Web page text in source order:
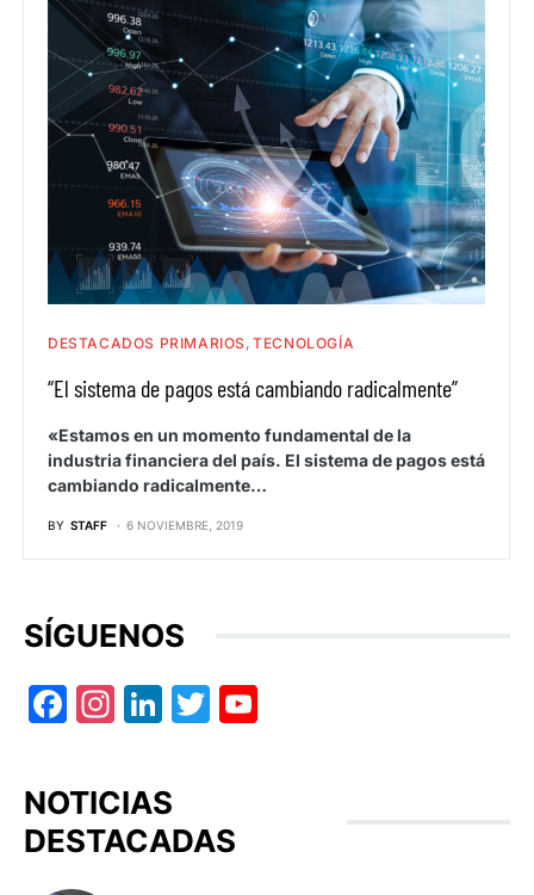
DESTACADOS PRIMARIOS TECNOLOGÍA
“El sistema de pagos está cambiando radicalmente”
«Estamos en un momento fundamental de la
industria financiera del país. El sistema de pagos está
cambiando radicalmente…
BY STAFF 6 NOVIEMBRE, 2019
SÍGUENOS
Facebook
Instagram
LinkedIn
Twitter
NOTICIAS
DESTACADAS